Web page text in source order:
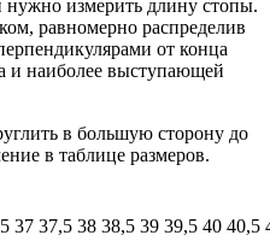
нужно измерить длину стопы.
равномерно распределив
от конца
и наиболее выступающей
в большую сторону до
в таблице размеров.
37 37,5 38 38,5 39 39,5 40 40,5